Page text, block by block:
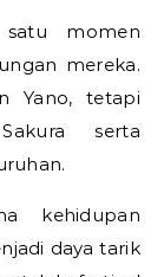
momen
mereka.
Yano, tetapi
serta
kehidupan
daya tarik